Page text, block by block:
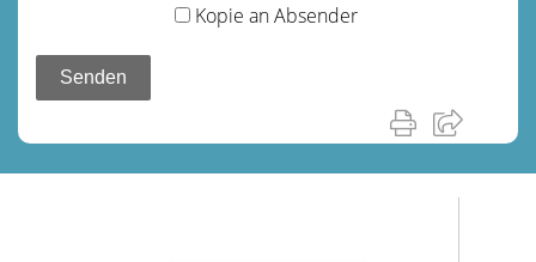
Kopie an Absender